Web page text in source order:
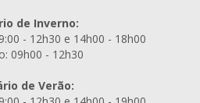
de Inverno:
- 12h30 e 14h00 - 18h00
09h00 - 12h30
de Verão: